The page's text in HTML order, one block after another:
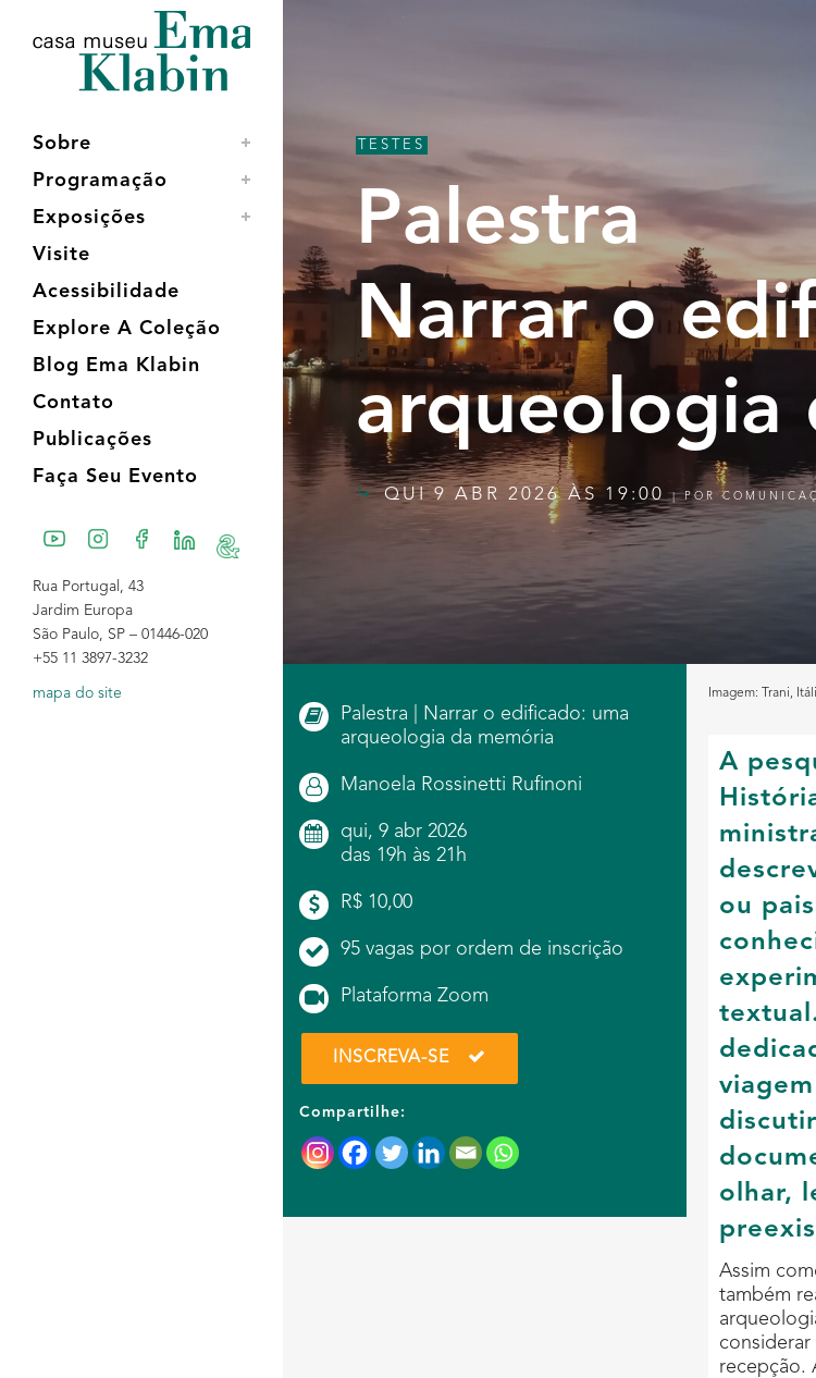
conteúdo
navegação
Sobre
Programação
Exposições
Visite
Acessibilidade
Explore A Coleção
Blog Ema Klabin
Contato
Publicações
Faça Seu Evento
Rua Portugal, 43
Jardim Europa
São Paulo, SP – 01446-020
+55 11 3897-3232
mapa do site
TESTES
Palestra
Narrar o
arqueologia
QUI 9 ABR 2026 ÀS 19:00| POR
Palestra | Narrar o edificado: uma
arqueologia da memória
Manoela Rossinetti Rufinoni
qui, 9 abr 2026
das 19h às 21h
R$ 10,00
95 vagas por ordem de inscrição
Plataforma Zoom
INSCREVA-SE
Compartilhe:
Imagem: Trani,
A
ou
olhar,
Assim
também
considerar
recepção.